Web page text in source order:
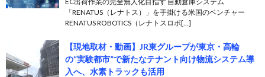
「RENATUS（レナトス）」を手掛ける米国のベンチャー
RENATUS ROBOTICS（レナトスロボ[…]
【現地取材・動画】JR東グループが東京・高輪
の“実験都市”で新たなテナント向け物流システム導
入へ、水素トラックも活用